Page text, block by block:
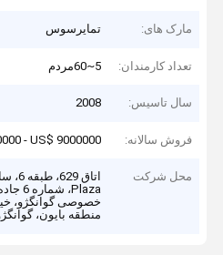
مارک های: تمایرسوس
تعداد کارمندان: 5~60مردم
سال تاسیس: 2008
فروش سالانه: - US$ 9000000
محل شرکت
منطقه بایون،